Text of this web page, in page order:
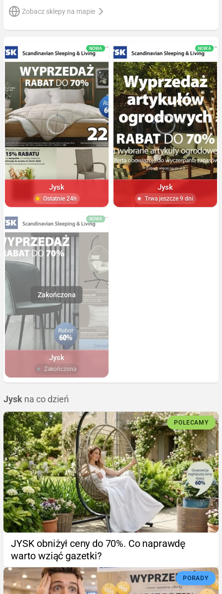
Zobacz sklepy na mapie
NOWA
Jysk
Ostatnie 24h
NOWA
Jysk
Trwa jeszcze 9 dni
NOWA
Jysk
Zakończona
Jysk na co dzień
POLECAMY
JYSK obniżył ceny do 70%. Co naprawdę
warto wziąć gazetki?
PORADY